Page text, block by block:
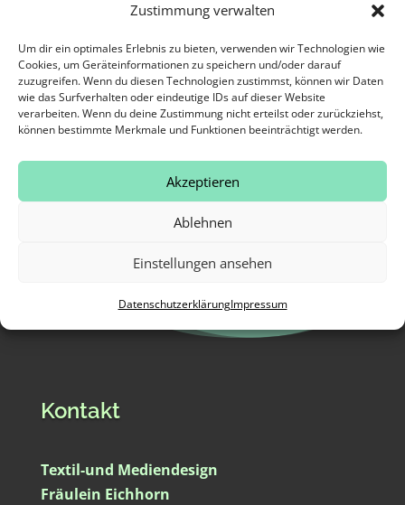
Zustimmung verwalten
Um dir ein optimales Erlebnis zu bieten, verwenden wir Technologien wie
Cookies, um Geräteinformationen zu speichern und/oder darauf
zuzugreifen. Wenn du diesen Technologien zustimmst, können wir Daten
wie das Surfverhalten oder eindeutige IDs auf dieser Website
verarbeiten. Wenn du deine Zustimmung nicht erteilst oder zurückziehst,
können bestimmte Merkmale und Funktionen beeinträchtigt werden.
Akzeptieren
Ablehnen
Einstellungen ansehen
DatenschutzerklärungImpressum
Folgen Sie uns auf Instagram &
Facebook


Kontakt
Textil-und Mediendesign
Fräulein Eichhorn